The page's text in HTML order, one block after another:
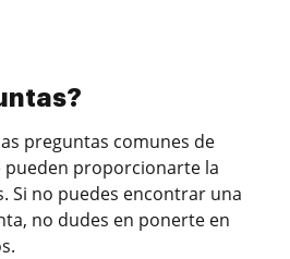
preguntas comunes de
proporcionarte la
Si no puedes encontrar una
no dudes en ponerte en